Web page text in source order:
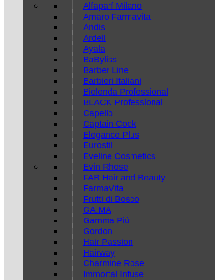
Alfaparf Milano
Amaro Farmavita
Andis
Ardell
Ayala
BaByliss
Barber Line
Barbieri Italiani
Bielenda Professional
BLACK Professional
Capello
Captain Cook
Elegance Plus
Eurostil
Eveline Cosmetics
Evin Rhose
FAB Hair and Beauty
FarmaVita
Frutti di Bosco
GA.MA
Gamma Più
Gordon
Hair Passion
Hairway
Charmine Rose
Immortal Infuse